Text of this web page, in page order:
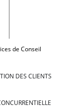
de Conseil
DES CLIENTS